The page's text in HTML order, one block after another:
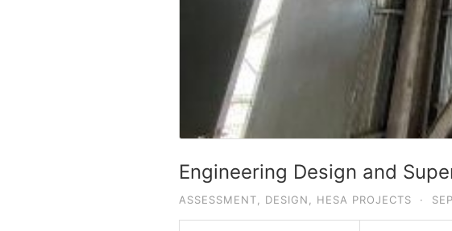
Engineering Design and
ASSESSMENT DESIGN HESA PROJECTS ·